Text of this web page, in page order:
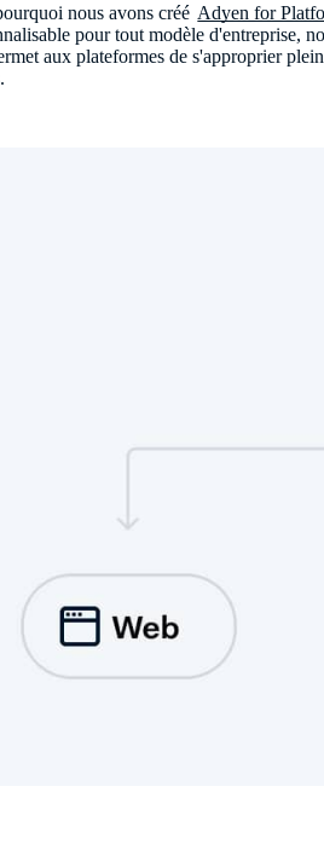
nous avons créé Adyen for
pour tout modèle d'entreprise,
aux plateformes de s'approprier